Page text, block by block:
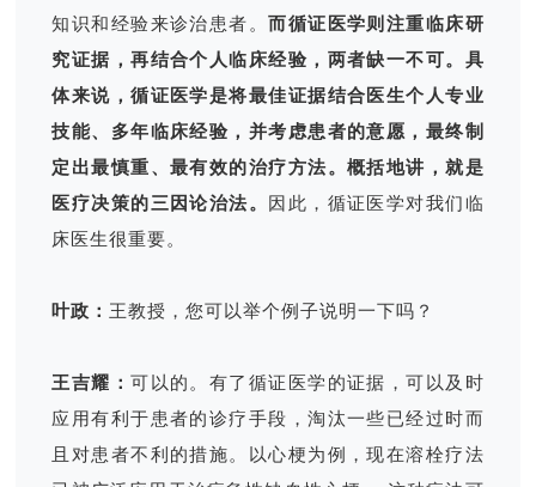
知识和经验来诊治患者。而循证医学则注重临床研
究证据，再结合个人临床经验，两者缺一不可。具
体来说，循证医学是将最佳证据结合医生个人专业
技能、多年临床经验，并考虑患者的意愿，最终制
定出最慎重、最有效的治疗方法。概括地讲，就是
医疗决策的三因论治法。 因此，循证医学对我们临
床医生很重要。
叶政： 王教授，您可以举个例子说明一下吗？
王吉耀：可以的。有了循证医学的证据，可以及时
应用有利于患者的诊疗手段，淘汰一些已经过时而
且对患者不利的措施。以心梗为例，现在溶栓疗法